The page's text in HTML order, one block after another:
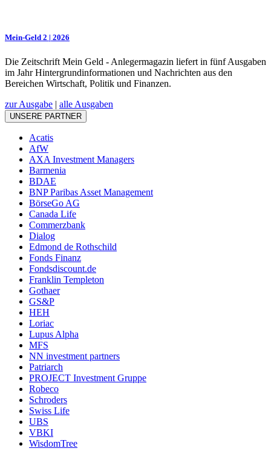
Mein-Geld 2 | 2026
Die Zeitschrift Mein Geld - Anlegermagazin liefert in fünf Ausgaben
im Jahr Hintergrundinformationen und Nachrichten aus den
Bereichen Wirtschaft, Politik und Finanzen.
zur Ausgabe | alle Ausgaben
UNSERE PARTNER
Acatis
AfW
AXA Investment Managers
Barmenia
BDAE
BNP Paribas Asset Management
BörseGo AG
Canada Life
Commerzbank
Dialog
Edmond de Rothschild
Fonds Finanz
Fondsdiscount.de
Franklin Templeton
Gothaer
GS&P
HEH
Loriac
Lupus Alpha
MFS
NN investment partners
Patriarch
PROJECT Investment Gruppe
Robeco
Schroders
Swiss Life
UBS
VBKI
WisdomTree